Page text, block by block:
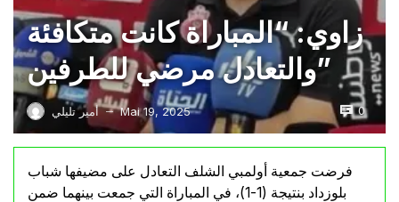
زاوي: “المباراة كانت متكافئة
والتعادل مرضي للطرفين”
أمير تليلي — Mai 19, 2025 0
فرضت جمعية أولمبي الشلف التعادل على مضيفها شباب
بلوزداد بنتيجة (1-1)، في المباراة التي جمعت بينهما ضمن